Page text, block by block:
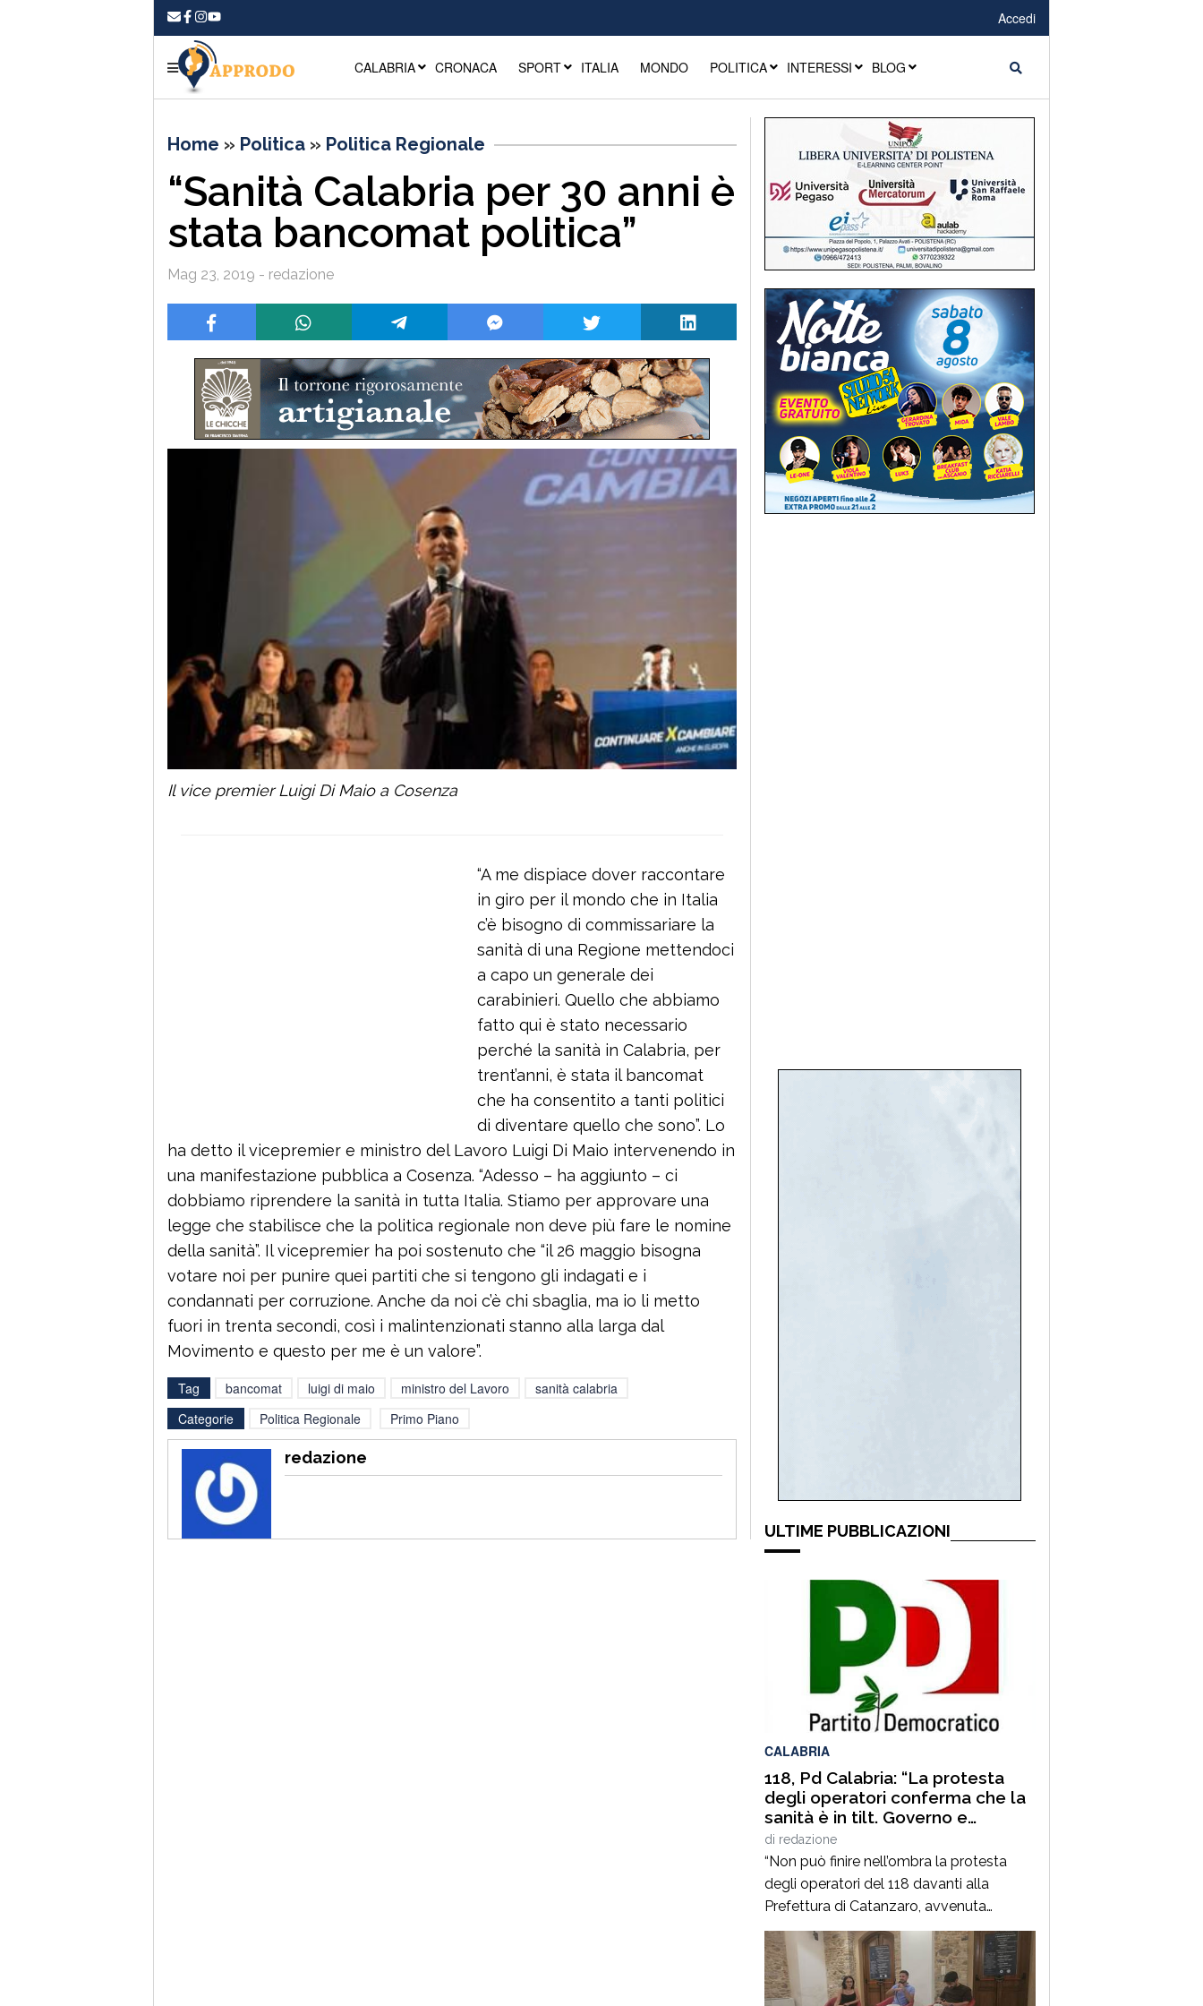
Accedi
CALABRIA CRONACA SPORT ITALIA MONDO POLITICA INTERESSI BLOG
Home » Politica » Politica Regionale
“Sanità Calabria per 30 anni è
stata bancomat politica”
Mag 23, 2019 - redazione
Il vice premier Luigi Di Maio a Cosenza
“A me dispiace dover raccontare
in giro per il mondo che in Italia
c’è bisogno di commissariare la
sanità di una Regione mettendoci
a capo un generale dei
carabinieri. Quello che abbiamo
fatto qui è stato necessario
perché la sanità in Calabria, per
trent’anni, è stata il bancomat
che ha consentito a tanti politici
di diventare quello che sono”. Lo
ha detto il vicepremier e ministro del Lavoro Luigi Di Maio intervenendo in
una manifestazione pubblica a Cosenza. “Adesso – ha aggiunto – ci
dobbiamo riprendere la sanità in tutta Italia. Stiamo per approvare una
legge che stabilisce che la politica regionale non deve più fare le nomine
della sanità”. Il vicepremier ha poi sostenuto che “il 26 maggio bisogna
votare noi per punire quei partiti che si tengono gli indagati e i
condannati per corruzione. Anche da noi c’è chi sbaglia, ma io li metto
fuori in trenta secondi, così i malintenzionati stanno alla larga dal
Movimento e questo per me è un valore”.
Tag bancomat luigi di maio ministro del Lavoro
sanità calabria
Categorie
Politica Regionale Primo Piano
redazione
ULTIME PUBBLICAZIONI
CALABRIA
118, Pd Calabria: “La protesta
degli operatori conferma che la
sanità è in tilt. Governo e
Regione affrontino subito le
criticità”
di redazione
“Non può finire nell’ombra la protesta
degli operatori del 118 davanti alla
Prefettura di Catanzaro, avvenuta
proprio in concomitanza con
l’approvazione, da parte del Consiglio dei
ministri, del nuovo Programma operativo
della sanità calabrese per il triennio